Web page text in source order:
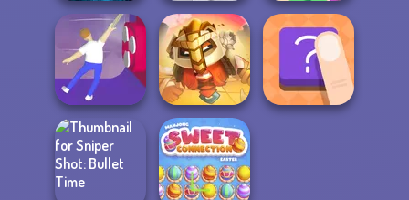
Sorcerer
Mahjong Marvels
Bubble Shooter
Extreme
Merge 13
Balance It
For Honor
Warriors io